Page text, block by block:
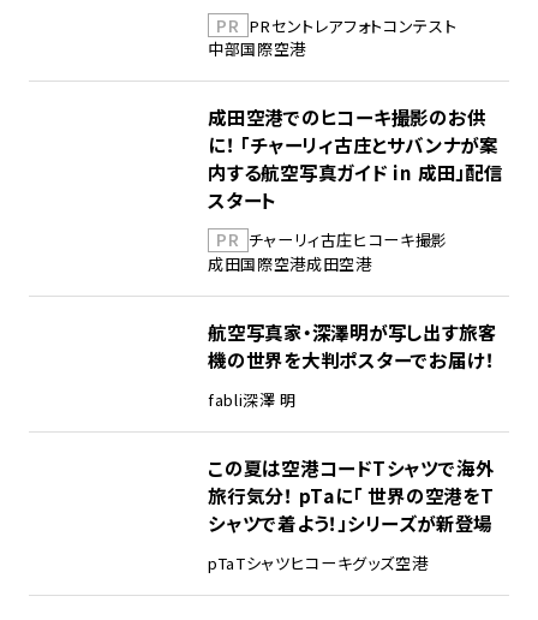
PR PRセントレアフォトコンテスト
中部国際空港
成田空港でのヒコーキ撮影のお供
に！ 「チャーリィ古庄とサバンナが案
内する航空写真ガイド in 成田」配信
スタート
PR チャーリィ古庄ヒコーキ撮影
成田国際空港成田空港
航空写真家・深澤明が写し出す旅客
機の世界を大判ポスターでお届け！
fabli深澤 明
この夏は空港コードTシャツで海外
旅行気分！ pTaに「 世界の空港をT
シャツで着よう！」シリーズが新登場
pTaTシャツヒコーキグッズ空港